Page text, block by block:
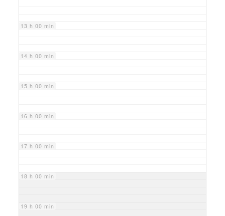
13 h 00 min
14 h 00 min
15 h 00 min
16 h 00 min
17 h 00 min
18 h 00 min
19 h 00 min